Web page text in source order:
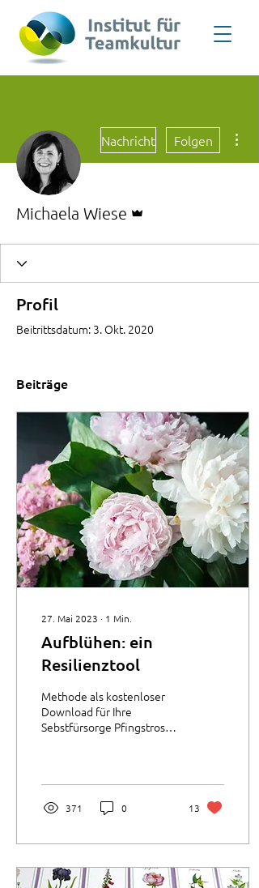
Nachricht Folgen
Michaela Wiese
Profil
Beitrittsdatum: 3. Okt. 2020
Beiträge
27. Mai 2023 ∙ 1 Min.
Aufblühen: ein
Resilienztool
Methode als kostenloser
Download für Ihre
Sebstfürsorge Pfingstrosen
371 0 13